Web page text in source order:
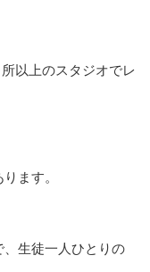
以上のスタジオでレ
ます。
生徒一人ひとりの